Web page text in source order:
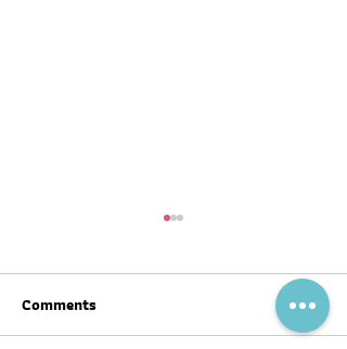
Comments